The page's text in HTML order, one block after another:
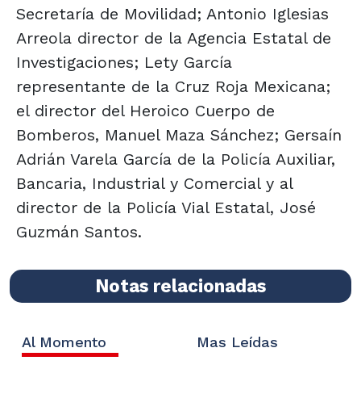
Secretaría de Movilidad; Antonio Iglesias
Arreola director de la Agencia Estatal de
Investigaciones; Lety García
representante de la Cruz Roja Mexicana;
el director del Heroico Cuerpo de
Bomberos, Manuel Maza Sánchez; Gersaín
Adrián Varela García de la Policía Auxiliar,
Bancaria, Industrial y Comercial y al
director de la Policía Vial Estatal, José
Guzmán Santos.
Notas relacionadas
Al Momento Mas Leídas